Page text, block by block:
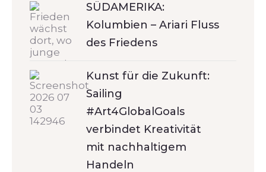
SÜDAMERIKA:
Kolumbien – Ariari Fluss
des Friedens
Kunst für die Zukunft:
Sailing
#Art4GlobalGoals
verbindet Kreativität
mit nachhaltigem
Handeln